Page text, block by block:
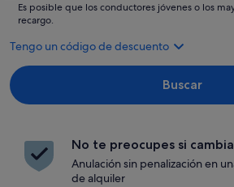
Es posible que los conductores jóvenes o los
recargo.
Tengo un código de descuento
Buscar
No te preocupes si
Anulación sin penalización en
de alquiler